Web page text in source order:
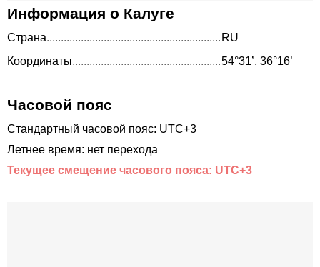
Информация о Калуге
Страна
RU
Координаты
54°31’, 36°16’
Часовой пояс
Стандартный часовой пояс: UTC+3
Летнее время: нет перехода
Текущее смещение часового пояса: UTC+3